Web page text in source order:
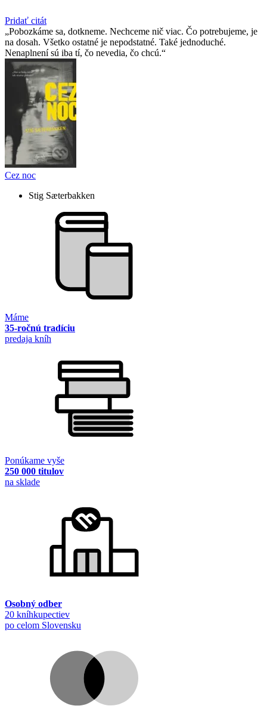
Pridať citát
Pobozkáme sa, dotkneme. Nechceme nič viac. Čo potrebujeme, je
na dosah. Všetko ostatné je nepodstatné. Také jednoduché.
Nenaplnení sú iba tí, čo nevedia, čo chcú.
Cez noc
Stig Sæterbakken
Máme
35-ročnú tradíciu
predaja kníh
Ponúkame vyše
250 000 titulov
na sklade
Osobný odber
20 kníhkupectiev
po celom Slovensku